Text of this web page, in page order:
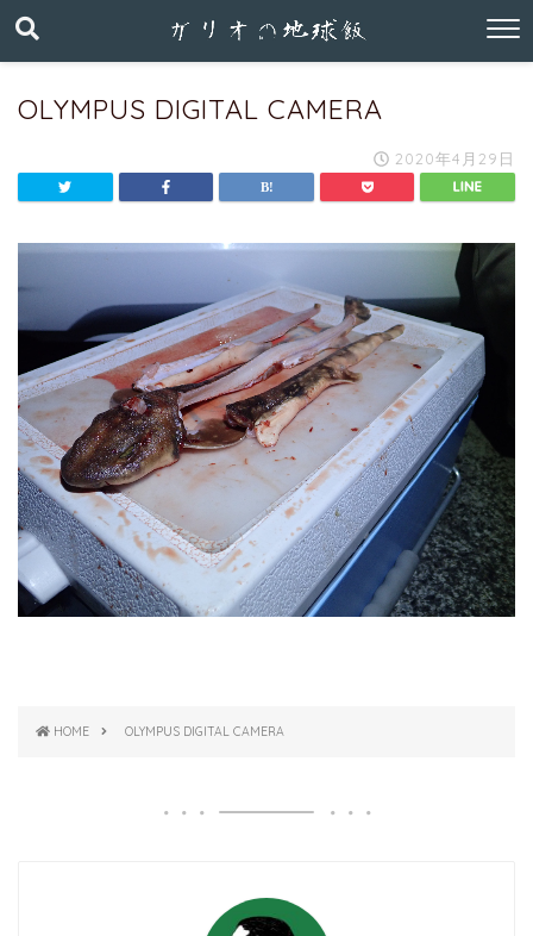
OLYMPUS DIGITAL CAMERA
2020年4月29日
HOME OLYMPUS DIGITAL CAMERA